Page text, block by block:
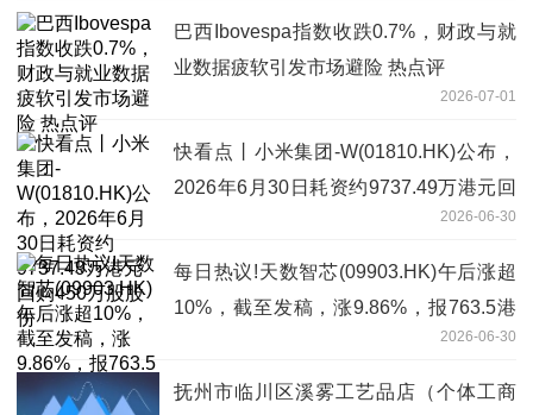
巴西Ibovespa指数收跌0.7%，财政与就
业数据疲软引发市场避险 热点评
2026-07-01
快看点丨小米集团-W(01810.HK)公布，
2026年6月30日耗资约9737.49万港元回
2026-06-30
每日热议!天数智芯(09903.HK)午后涨超
10%，截至发稿，涨9.86%，报763.5港
2026-06-30
抚州市临川区溪雾工艺品店（个体工商